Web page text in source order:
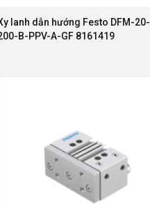
lanh dẫn hướng Festo DFM-20-
B-PPV-A-GF 8161419